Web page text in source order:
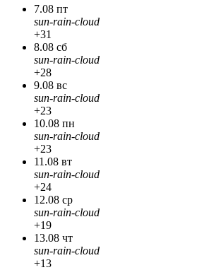
7.08 пт
sun-rain-cloud
+31
8.08 сб
sun-rain-cloud
+28
9.08 вс
sun-rain-cloud
+23
10.08 пн
sun-rain-cloud
+23
11.08 вт
sun-rain-cloud
+24
12.08 ср
sun-rain-cloud
+19
13.08 чт
sun-rain-cloud
+13